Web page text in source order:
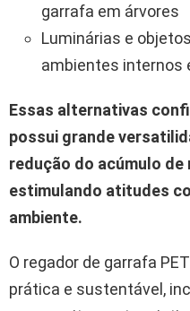
garrafa em árvores
Luminárias e
ambientes internos
Essas alternativas
possui grande
redução do acúmulo
estimulando atitudes
ambiente.
O regador de garrafa
prática e sustentável,